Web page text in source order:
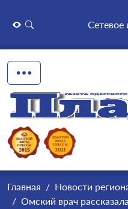
Сетевое
Главная
Новости
Омский врач